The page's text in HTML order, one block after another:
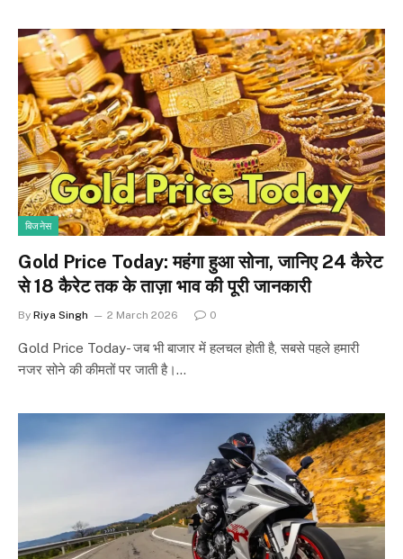
बिजनेस
Gold Price Today: महंगा हुआ सोना, जानिए 24 कैरेट
से 18 कैरेट तक के ताज़ा भाव की पूरी जानकारी
By Riya Singh 2 March 2026 0
Gold Price Today- जब भी बाजार में हलचल होती है, सबसे पहले हमारी
नजर सोने की कीमतों पर जाती है।…